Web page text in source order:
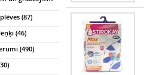
(87)
(46)
(490)